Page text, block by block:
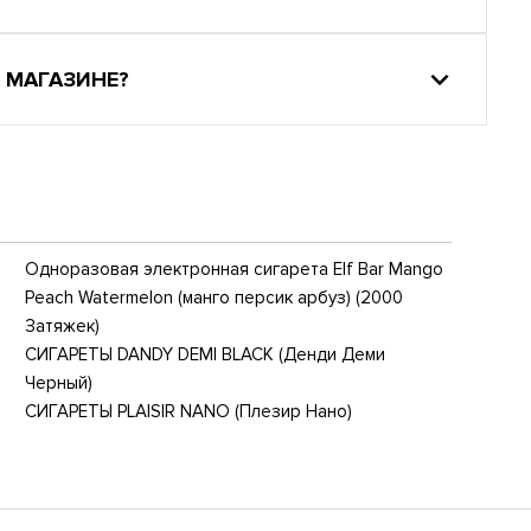
Одноразовая электронная сигарета Elf Bar Mango
Peach Watermelon (манго персик арбуз) (2000
Затяжек)
СИГАРЕТЫ DANDY DEMI BLACK (Денди Деми
Черный)
СИГАРЕТЫ PLAISIR NANO (Плезир Нано)